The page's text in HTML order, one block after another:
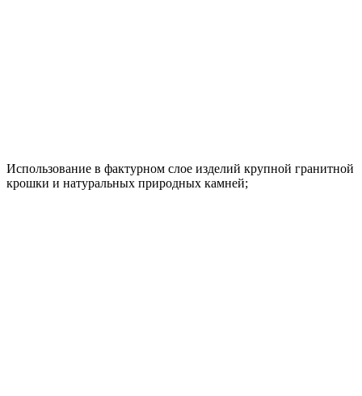
Использование в фактурном слое изделий крупной гранитной
крошки и натуральных природных камней;